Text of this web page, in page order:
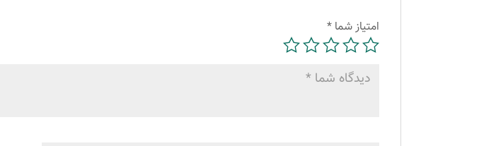
امتیاز شما*